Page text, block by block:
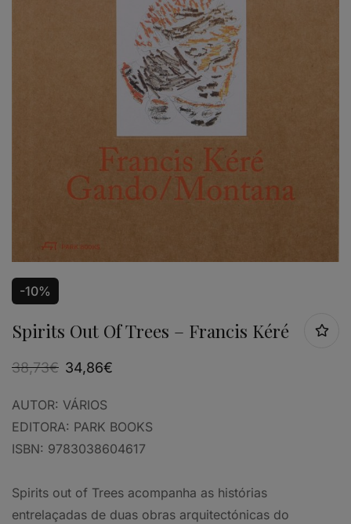
-10%
Spirits Out Of Trees – Francis Kéré
38,73€ 34,86€
AUTOR: VÁRIOS
EDITORA: PARK BOOKS
ISBN: 9783038604617
Spirits out of Trees acompanha as histórias
entrelaçadas de duas obras arquitectónicas do